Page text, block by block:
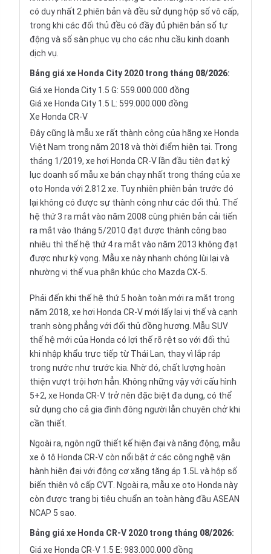
có duy nhất 2 phiên bản và đều sử dụng hộp số vô cấp,
trong khi các đối thủ đều có đầy đủ phiên bản số tự
động và số sàn phục vụ cho các nhu cầu kinh doanh
dịch vụ.
Bảng giá xe Honda City 2020 trong tháng 08/2026:
Giá xe Honda City 1.5 G: 559.000.000 đồng
Giá xe Honda City 1.5 L: 599.000.000 đồng
Xe Honda CR-V
Đây cũng là mẫu xe rất thành công của hãng xe Honda
Việt Nam trong năm 2018 và thời điểm hiện tại. Trong
tháng 1/2019, xe hơi Honda CR-V lần đầu tiên đạt kỷ
lục doanh số mẫu xe bán chạy nhất trong tháng của xe
oto Honda với 2.812 xe. Tuy nhiên phiên bản trước đó
lại không có được sự thành công như các đối thủ. Thế
hệ thứ 3 ra mắt vào năm 2008 cùng phiên bản cải tiến
ra mắt vào tháng 5/2010 đạt được thành công bao
nhiêu thì thế hệ thứ 4 ra mắt vào năm 2013 không đạt
được như kỳ vọng. Mẫu xe này nhanh chóng lùi lại và
nhường vị thế vua phân khúc cho Mazda CX-5.
Phải đến khi thế hệ thứ 5 hoàn toàn mới ra mắt trong
năm 2018, xe hơi Honda CR-V mới lấy lại vị thế và cạnh
tranh sòng phẳng với đối thủ đồng hương. Mẫu SUV
thế hệ mới của Honda có lợi thế rõ rệt so với đối thủ
khi nhập khẩu trực tiếp từ Thái Lan, thay vì lắp ráp
trong nước như trước kia. Nhờ đó, chất lượng hoàn
thiện vượt trội hơn hẳn. Không những vậy với cấu hình
5+2, xe Honda CR-V trở nên đặc biệt đa dụng, có thể
sử dụng cho cả gia đình đông người lẫn chuyên chở khi
cần thiết.
Ngoài ra, ngôn ngữ thiết kế hiện đại và năng động, mẫu
xe ô tô Honda CR-V còn nổi bật ở các công nghệ vận
hành hiện đại với động cơ xăng tăng áp 1.5L và hộp số
biến thiên vô cấp CVT. Ngoài ra, mẫu xe oto Honda này
còn được trang bị tiêu chuẩn an toàn hàng đầu ASEAN
NCAP 5 sao.
Bảng giá xe Honda CR-V 2020 trong tháng 08/2026:
Giá xe Honda CR-V 1.5 E: 983.000.000 đồng